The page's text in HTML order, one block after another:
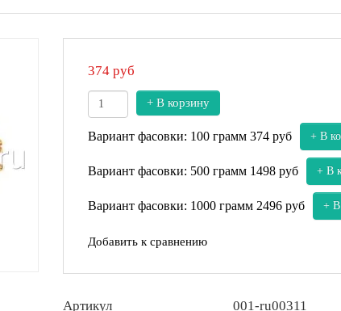
374руб
+ В корзину
Вариант фасовки: 100 грамм 374 руб + В
Вариант фасовки: 500 грамм 1498 руб + В
Вариант фасовки: 1000 грамм 2496 руб + В
Добавить к сравнению
Артикул 001-ru00311